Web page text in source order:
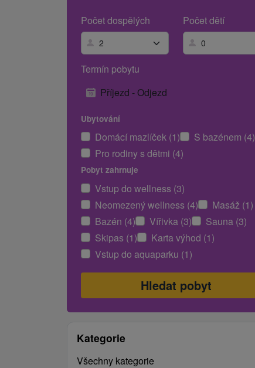
Počet dospělých
Počet dětí
Termín pobytu
Příjezd - Odjezd
Ubytování
Domácí mazlíček (1)
S bazénem (4)
Pro rodiny s dětmi (4)
Pobyt zahrnuje
Vstup do wellness (3)
Neomezený wellness (4)
Masáž (1)
Bazén (4)
Vířivka (3)
Sauna (3)
Skipas (1)
Karta výhod (1)
Vstup do aquaparku (1)
Kategorie
Všechny kategorie